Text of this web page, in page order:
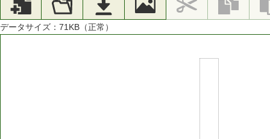
データサイズ： 71 KB（正常）